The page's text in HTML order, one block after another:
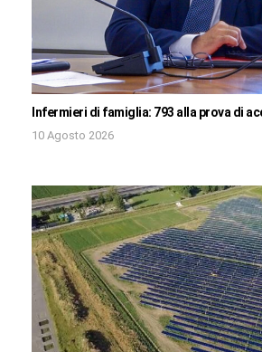
Infermieri di famiglia: 793 alla prova di
10 Agosto 2026